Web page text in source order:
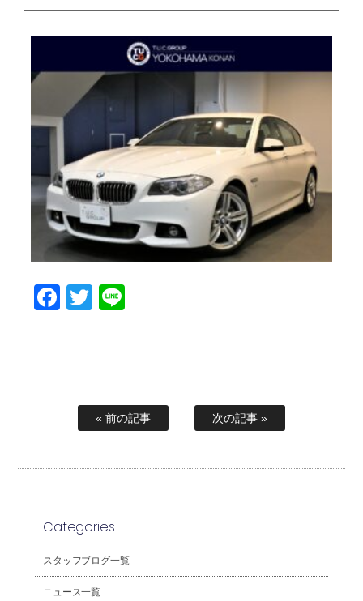
Facebook
Twitter
« 前の記事 次の記事 »
Categories
スタッフブログ一覧
ニュース一覧